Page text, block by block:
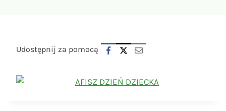
Udostępnij za pomocą